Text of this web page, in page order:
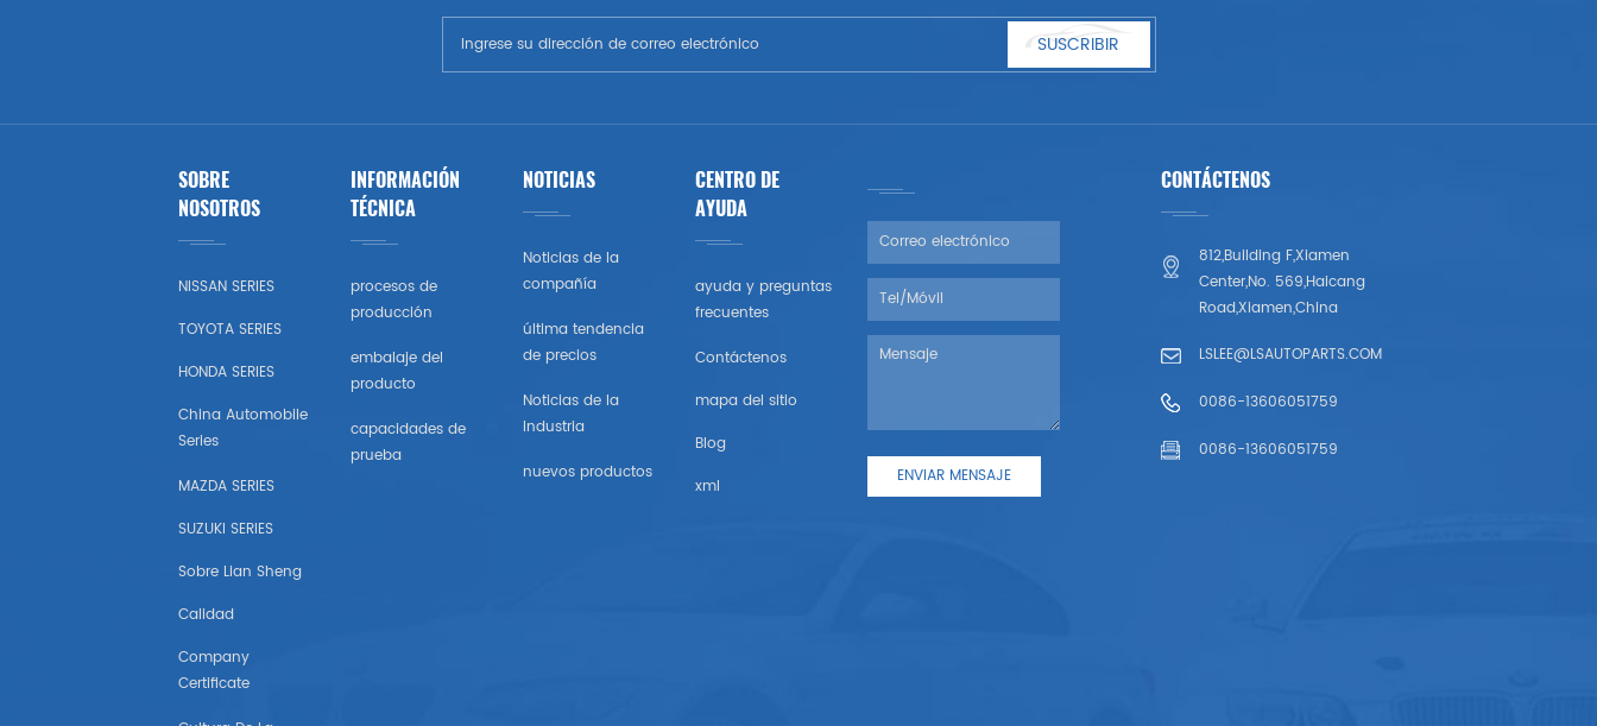
Nissan (estados Unidos)
Mitsubishi (estados Unidos)
Chrysler Estados Unidos
SUSCRIBIR
SOBRE
NOSOTROS
NISSAN SERIES
TOYOTA SERIES
HONDA SERIES
China Automobile
Series
MAZDA SERIES
SUZUKI SERIES
Sobre Lian Sheng
Calidad
Company
Certificate
INFORMACIÓN
TÉCNICA
procesos de
producción
embalaje del
producto
capacidades de
prueba
NOTICIAS
Noticias de la
compañía
última tendencia
de precios
Noticias de la
Industria
nuevos productos
CENTRO DE
AYUDA
ayuda y preguntas
frecuentes
Contáctenos
mapa del sitio
Blog
xml
CONTÁCTENOS
812,Building F,Xiamen
Center,No. 569,Haicang
Road,Xiamen,China
LSLEE@LSAUTOPARTS.COM
0086-13606051759
0086-13606051759